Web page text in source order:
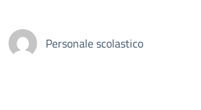
Personale scolastico